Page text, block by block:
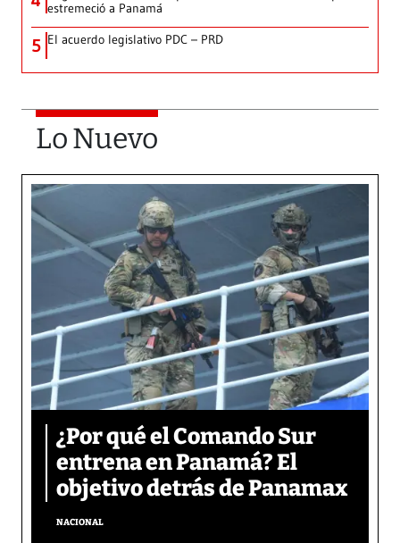
estremeció a Panamá
5 El acuerdo legislativo PDC – PRD
Lo Nuevo
¿Por qué el Comando Sur
entrena en Panamá? El
objetivo detrás de Panamax
NACIONAL